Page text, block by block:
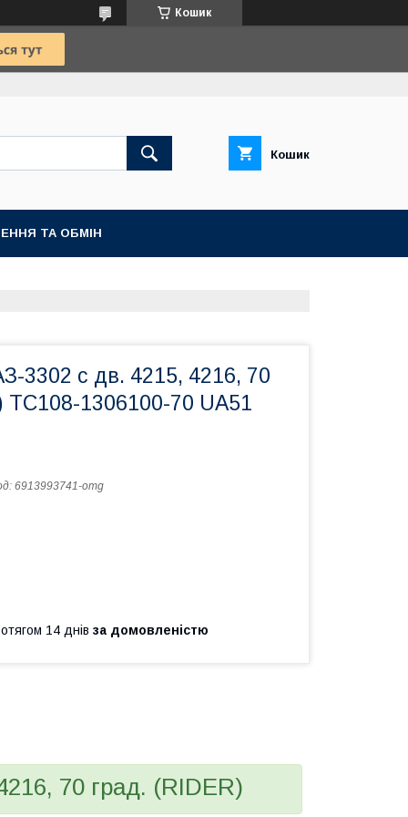
Кошик
Кошик
ТА ОБМІН
3302 с дв. 4215, 4216, 70
ТС108-1306100-70 UA51
6913993741-omg
14 днів за домовленістю
70 град. (RIDER)